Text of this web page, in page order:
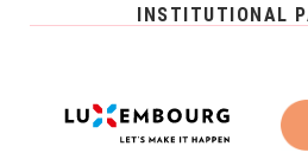
INSTITUTIONAL